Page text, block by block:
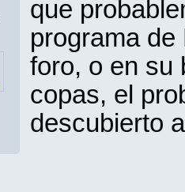
que
programa
foro, o en su
copas, el
descubierto